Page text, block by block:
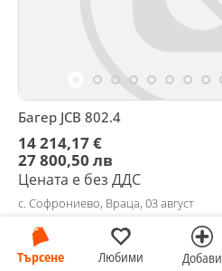
Търсене Любими Добави
Багер JCB 802.4
14 214,17 €
27 800,50 лв
Цената е без ДДС
с. Софрониево, Враца, 03 август